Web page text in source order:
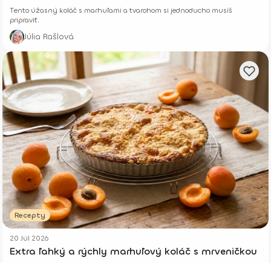
Tento úžasný koláč s marhuľami a tvarohom si jednoducho musíš
pripraviť.
Júlia Rašlová
Recepty
20 Júl 2026
Extra ľahký a rýchly marhuľový koláč s mrveničkou